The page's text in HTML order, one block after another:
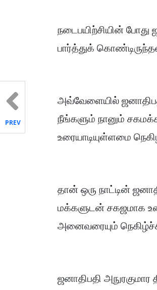
நடைபயிற்சியின்
பார்த்துக்
அவ்வேளையில்
நீங்களும் நானும்
உரையாடியுள்ளமை
தான் ஒரு நாட்டின்
மக்களுடன் சகஜமாக
அனைவரையும்
ஜனாதிபதி
PREV